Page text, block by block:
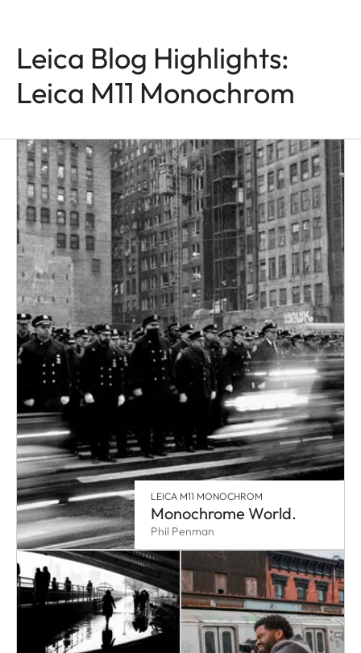
Leica Blog Highlights:
Leica M11 Monochrom
LEICA M11 MONOCHROM
Monochrome World.
Phil Penman